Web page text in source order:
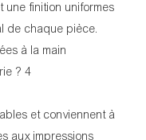
une finition uniformes
de chaque pièce.
et conviennent à
aux impressions